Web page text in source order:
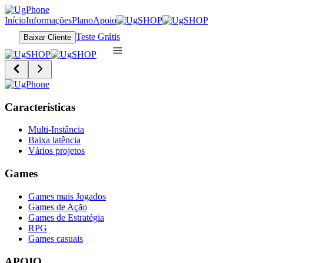
InícioInformaçõesPlanoApoio
Baixar Cliente Teste Grátis
Características
Multi-Instância
Baixa latência
Vários projetos
Games
Games mais Jogados
Games de Ação
Games de Estratégia
RPG
Games casuais